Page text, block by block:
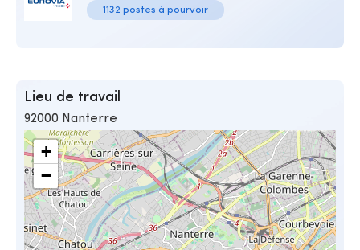
1132 postes à pourvoir
Lieu de travail
92000 Nanterre
+
−